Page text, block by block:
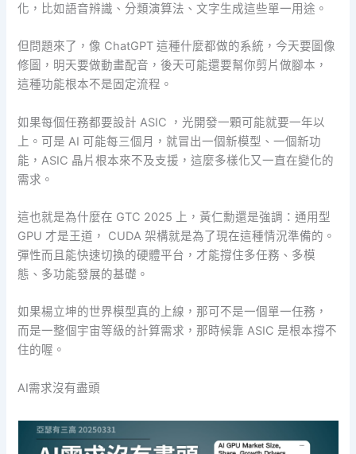
化，比如語音辨識、分類演算法、文字生成這些單一用途。
但問題來了，像 ChatGPT 這種什麼都做的系統，今天要圖像
修圖，明天要做動畫配音，後天可能還要幫你剪片做腳本，
這種功能根本不是固定流程。
如果每個任務都要設計 ASIC ，光開發一顆可能就要一年以
上。可是 AI 可能每三個月，就冒出一個新模型、一個新功
能，ASIC 晶片根本來不及支援，這麼多樣化又一直在變化的
需求。
這也就是為什麼在 GTC 2025 上，黃仁勳還是強調：通用型
GPU 才是王道， CUDA 架構就是為了現在這種情況準備的。
彈性而且能快速切換的硬體平台，才能撐住多任務、多模
態、多功能發展的基礎。
如果楊立坤的世界模型真的上線，那可不是一個單一任務，
而是一整個宇宙等級的計算需求，那時候靠 ASIC 是根本撐不
住的喔。
AI需求沒有盡頭